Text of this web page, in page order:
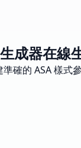
成器在線
確的 ASA 樣式